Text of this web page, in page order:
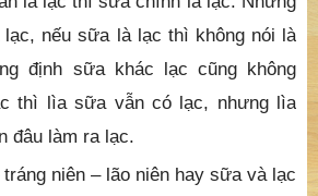
nếu sữa là lạc thì không nói là
định sữa khác lạc cũng không
thì lìa sữa vẫn có lạc, nhưng lìa
đâu làm ra lạc.
niên – lão niên hay sữa và lạc